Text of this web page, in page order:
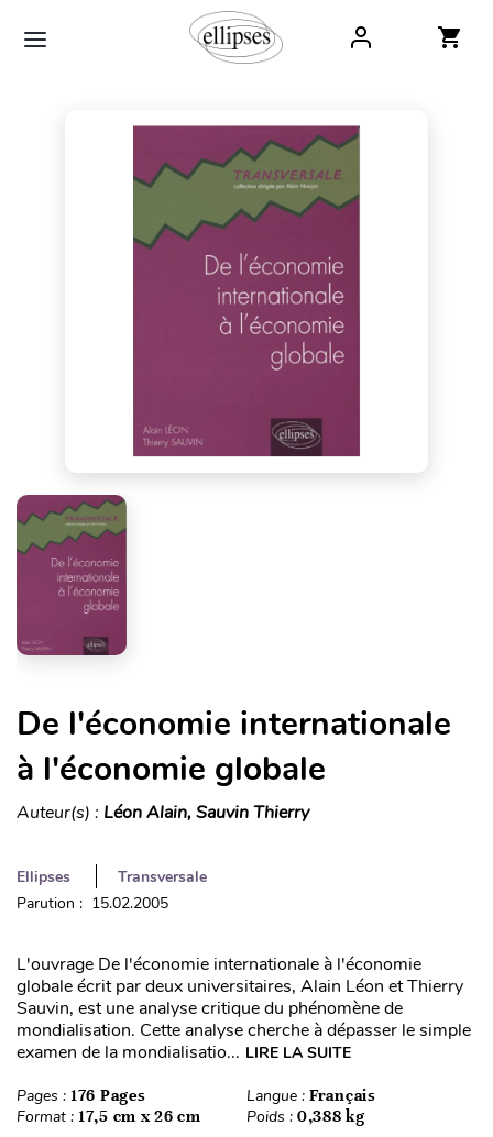
De l'économie internationale
à l'économie globale
Auteur(s) : Léon Alain, Sauvin Thierry
Ellipses
Transversale
Parution : 15.02.2005
L'ouvrage De l'économie internationale à l'économie
globale écrit par deux universitaires, Alain Léon et Thierry
Sauvin, est une analyse critique du phénomène de
mondialisation. Cette analyse cherche à dépasser le simple
examen de la mondialisatio... LIRE LA SUITE
Pages : 176 Pages Langue : Français
Format : 17,5 cm x 26 cm Poids : 0,388 kg